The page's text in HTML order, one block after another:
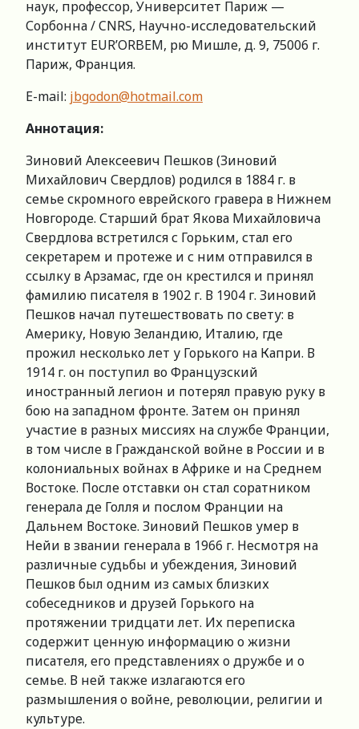
наук, профессор, Университет Париж —
Сорбонна / CNRS, Научно-исследовательский
институт EUR’ORBEM, рю Мишле, д. 9, 75006 г.
Париж, Франция.
Е-mail: jbgodon@hotmail.com
Аннотация:
Зиновий Алексеевич Пешков (Зиновий
Михайлович Свердлов) родился в 1884 г. в
семье скромного еврейского гравера в Нижнем
Новгороде. Старший брат Якова Михайловича
Свердлова встретился с Горьким, стал его
секретарем и протеже и с ним отправился в
ссылку в Арзамас, где он крестился и принял
фамилию писателя в 1902 г. В 1904 г. Зиновий
Пешков начал путешествовать по свету: в
Америку, Новую Зеландию, Италию, где
прожил несколько лет у Горького на Капри. В
1914 г. он поступил во Французский
иностранный легион и потерял правую руку в
бою на западном фронте. Затем он принял
участие в разных миссиях на службе Франции,
в том числе в Гражданской войне в России и в
колониальных войнах в Африке и на Среднем
Востоке. После отставки он стал соратником
генерала де Голля и послом Франции на
Дальнем Востоке. Зиновий Пешков умер в
Нейи в звании генерала в 1966 г. Несмотря на
различные судьбы и убеждения, Зиновий
Пешков был одним из самых близких
собеседников и друзей Горького на
протяжении тридцати лет. Их переписка
содержит ценную информацию о жизни
писателя, его представлениях о дружбе и о
семье. В ней также излагаются его
размышления о войне, революции, религии и
культуре.